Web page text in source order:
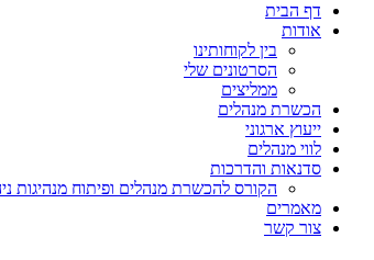
דף הבית
אודות
בין לקוחותינו
הסרטונים שלי
ממליצים
הכשרת מנהלים
ייעוץ ארגוני
לווי מנהלים
סדנאות והדרכות
הקורס להכשרת מנהלים ופיתוח מנהיגות
מאמרים
צור קשר